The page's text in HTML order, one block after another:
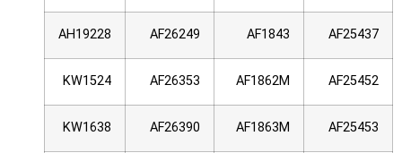
AF25437
AF1843
AF26249
AH19228
AF25452
AF1862M
AF26353
KW1524
AF25453
AF1863M
AF26390
KW1638